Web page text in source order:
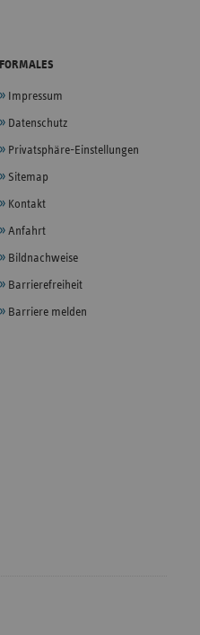
FORMALES
Impressum
Datenschutz
Privatsphäre-Einstellungen
Sitemap
Kontakt
Anfahrt
Bildnachweise
Barrierefreiheit
Barriere melden